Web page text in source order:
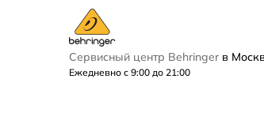
Сервисный центр Behringer в
Ежедневно с 9:00 до 21:00